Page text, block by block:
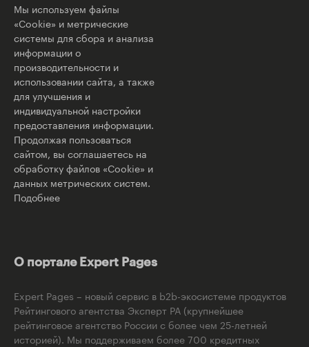
Мы используем файлы
«Cookie» и метрические
системы для сбора и анализа
информации о
производительности и
использовании сайта, а также
для улучшения и
индивидуальной настройки
предоставления информации.
Продолжая пользоваться
сайтом, вы соглашаетесь на
обработку файлов «Cookie» и
данных метрических систем.
Подобнее
О портале Expert Pages
Expert Pages – новый сервис в b2b-экосистеме продуктов
Рейтингового агентства Эксперт РА (крупнейшее
рейтинговое агентство России с более чем 25-летней
историей). Мы поддерживаем более 700 кредитных